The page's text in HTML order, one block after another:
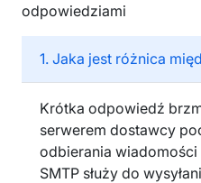
odpowiedziami
1. Jaka jest różnica
Krótka odpowiedź
serwerem dostawcy
odbierania
SMTP służy do